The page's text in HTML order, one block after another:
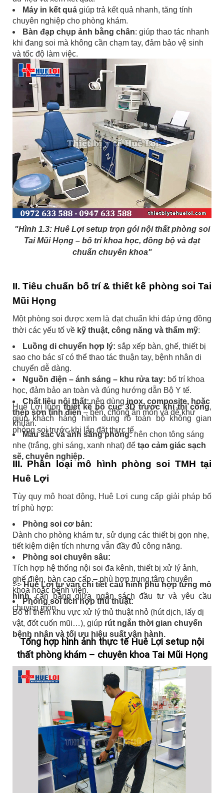
Máy in kết quả giúp trả kết quả nhanh, tăng tính
chuyên nghiệp cho phòng khám.
Bàn đạp chụp ảnh bằng chân: giúp thao tác nhanh
khi đang soi mà không cần chạm tay, đảm bảo vệ sinh
và tốc độ làm việc.
"Hình 1.3: Huê Lợi setup trọn gói nội thất phòng soi
Tai Mũi Họng – bố trí khoa học, đồng bộ và đạt
chuẩn chuyên khoa"
II. Tiêu chuẩn bố trí & thiết kế phòng soi Tai
Mũi Họng
Một phòng soi được xem là đạt chuẩn khi đáp ứng đồng
thời các yếu tố về kỹ thuật, công năng và thẩm mỹ:
Luồng di chuyển hợp lý: sắp xếp bàn, ghế, thiết bị
sao cho bác sĩ có thể thao tác thuận tay, bệnh nhân di
chuyển dễ dàng.
Nguồn điện – ánh sáng – khu rửa tay: bố trí khoa
học, đảm bảo an toàn và đúng hướng dẫn Bộ Y tế.
Chất liệu nội thất:nên dùng inox, composite, hoặc
thép sơn tĩnh điện – bền, chống ăn mòn và dễ khử
khuẩn.
Màu sắc và ánh sáng phòng:nên chọn tông sáng
nhẹ (trắng, ghi sáng, xanh nhạt) để tạo cảm giác sạch
sẽ, chuyên nghiệp.
Huê Lợi luônthiết kế bố cục 3D trước khi thi công,
giúp khách hàng hình dung rõ toàn bộ không gian
phòng soi trước khi lắp đặt thực tế.
III. Phân loại mô hình phòng soi TMH tại
Huê Lợi
Tùy quy mô hoạt động, Huê Lợi cung cấp giải pháp bố
trí phù hợp:
Phòng soi cơ bản:
Dành cho phòng khám tư, sử dụng các thiết bị gọn nhẹ,
tiết kiệm diện tích nhưng vẫn đầy đủ công năng.
Phòng soi chuyên sâu:
Tích hợp hệ thống nội soi đa kênh, thiết bị xử lý ảnh,
ghế điện, bàn cao cấp – phù hợp trung tâm chuyên
khoa hoặc bệnh viện.
Phòng soi tích hợp thủ thuật:
Bố trí thêm khu vực xử lý thủ thuật nhỏ (hút dịch, lấy dị
vật, đốt cuốn mũi…), giúp rút ngắn thời gian chuyển
bệnh nhân và tối ưu hiệu suất vận hành.
>>Huê Lợi tư vấn chi tiết cấu hình phù hợp từng mô
hình, cân bằng giữa ngân sách đầu tư và yêu cầu
chuyên môn.
Tổng hợp hình ảnh thực tế Huê Lợi setup nội
thất phòng khám – chuyên khoa Tai Mũi Họng